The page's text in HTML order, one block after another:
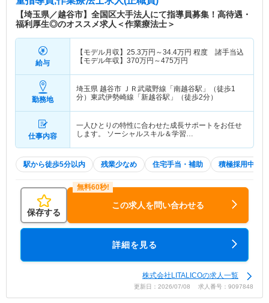
【埼玉県／越谷市】全国区大手法人にて指導員募集！高待遇・
福利厚生◎のオススメ求人＜作業療法士＞
給与
【モデル月収】 25.3万円～34.4万円 程度 諸手当込
【モデル年収】 370万円～475万円
勤務地
埼玉県 越谷市 ＪＲ武蔵野線「南越谷駅」（徒歩1
分）東武伊勢崎線「新越谷駅」（徒歩2分）
仕事内容
一人ひとりの特性に合わせた成長サポートをお任せ
します。 ソーシャルスキル＆学習…
駅から徒歩5分以内 残業少なめ 住宅手当・補助 積極採用中
保存する
この求人を問い合わせる
詳細を見る
株式会社LITALICOの求人一覧
更新日：2026/07/08 求人番号：9097848